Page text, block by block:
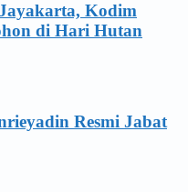
Kodim
di Hari Hutan
Resmi Jabat